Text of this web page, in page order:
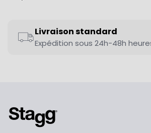
Livraison standard
Expédition sous 24h-48h